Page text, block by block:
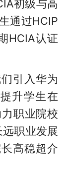
初级与高
通过HCIP
HCIA认证
引入华为
升学生在
职业院校
职业发展
高稳超介